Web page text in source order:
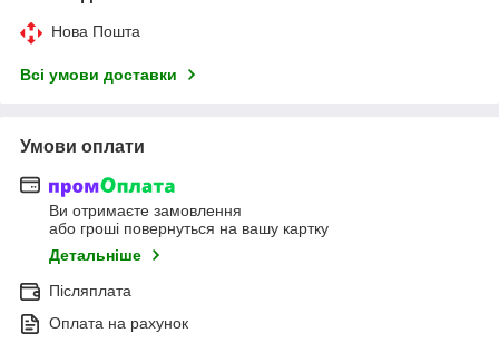
Нова Пошта
Всі умови доставки
Умови оплати
Ви отримаєте замовлення
або гроші повернуться на вашу картку
Детальніше
Післяплата
Оплата на рахунок